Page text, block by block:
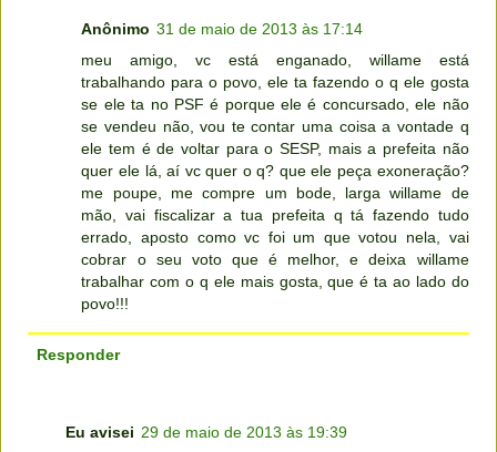
Anônimo 31 de maio de 2013 às 17:14
meu amigo, vc está enganado, willame está
trabalhando para o povo, ele ta fazendo o q ele gosta
se ele ta no PSF é porque ele é concursado, ele não
se vendeu não, vou te contar uma coisa a vontade q
ele tem é de voltar para o SESP, mais a prefeita não
quer ele lá, aí vc quer o q? que ele peça exoneração?
me poupe, me compre um bode, larga willame de
mão, vai fiscalizar a tua prefeita q tá fazendo tudo
errado, aposto como vc foi um que votou nela, vai
cobrar o seu voto que é melhor, e deixa willame
trabalhar com o q ele mais gosta, que é ta ao lado do
povo!!!
Responder
Eu avisei 29 de maio de 2013 às 19:39